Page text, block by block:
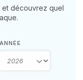
et découvrez quel
ANNÉE